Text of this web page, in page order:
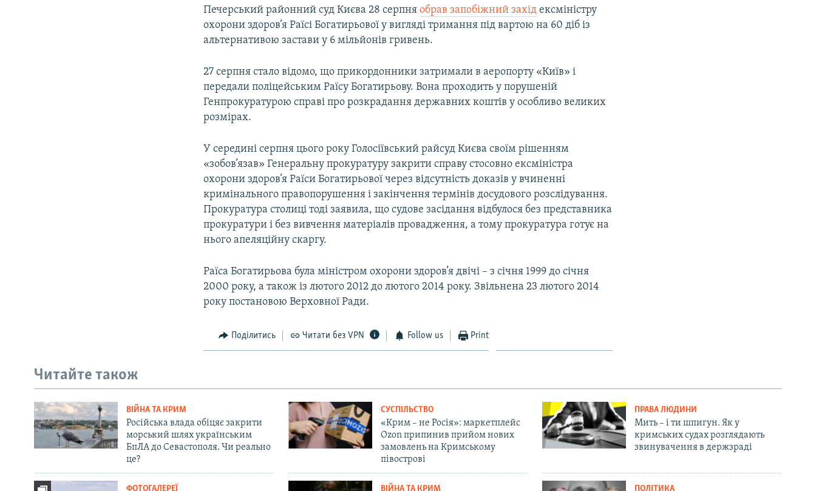
Печерський районний суд Києва 28 серпняобрав запобіжний захід ексміністру
охорони здоров’я Раїсі Богатирьової у вигляді тримання під вартою на 60 діб із
альтернативою застави у 6 мільйонів гривень.
27 серпня стало відомо, що прикордонники затримали в аеропорту «Київ» і
передали поліцейським Раїсу Богатирьову. Вона проходить у порушеній
Генпрокуратурою справі про розкрадання державних коштів у особливо великих
розмірах.
У середині серпня цього року Голосіївський райсуд Києва своїм рішенням
«зобов’язав» Генеральну прокуратуру закрити справу стосовно ексміністра
охорони здоров’я Раїси Богатирьової через відсутність доказів у вчиненні
кримінального правопорушення і закінчення термінів досудового розслідування.
Прокуратура столиці тоді заявила, що судове засідання відбулося без представника
прокуратури і без вивчення матеріалів провадження, а тому прокуратура готує на
нього апеляційну скаргу.
Раїса Богатирьова була міністром охорони здоров’я двічі – з січня 1999 до січня
2000 року, а також із лютого 2012 до лютого 2014 року. Звільнена 23 лютого 2014
року постановою Верховної Ради.
Поділитись Читати без VPN Follow us Print
Читайте також
ВІЙНА ТА КРИМ
Російська влада обіцяє закрити
морський шлях українським
БпЛА до Севастополя. Чи реально
це?
СУСПІЛЬСТВО
«Крим – не Росія»: маркетплейс
Ozon припинив прийом нових
замовлень на Кримському
півострові
ПРАВА ЛЮДИНИ
Мить – і ти шпигун. Як у
кримських судах розглядають
звинувачення в держзраді
ФОТОГАЛЕРЕЇ ВІЙНА ТА КРИМ ПОЛІТИКА